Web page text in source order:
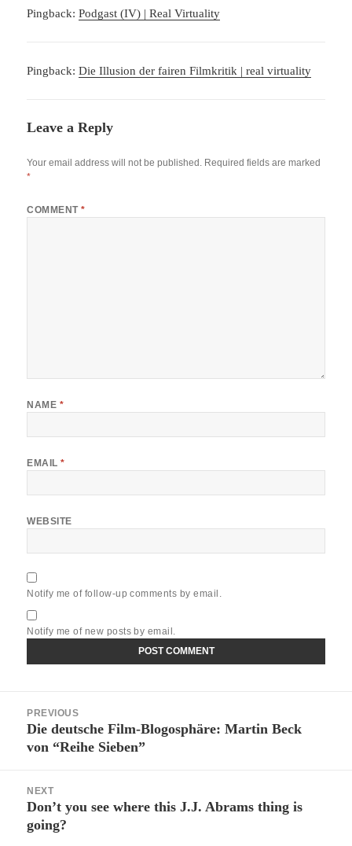
Pingback:Podgast (IV) | Real Virtuality
Pingback:Die Illusion der fairen Filmkritik | real virtuality
Leave a Reply
Your email address will not be published. Required fields are marked
*
COMMENT*
NAME *
EMAIL*
WEBSITE
Notify me of follow-up comments by email.
Notify me of new posts by email.
navigation
PREVIOUS
Previous
post:
Die deutsche Film-Blogosphäre: Martin Beck
von “Reihe Sieben”
NEXT
Next
post:
Don’t you see where this J.J. Abrams thing is
going?